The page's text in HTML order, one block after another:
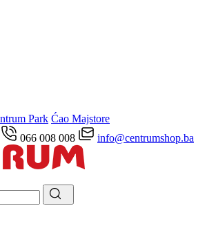
Park Ćao Majstore
066 008 008 info@centrumshop.ba